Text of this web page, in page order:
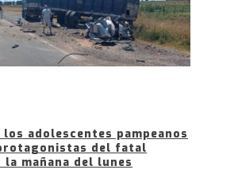
adolescentes pampeanos
del fatal
la mañana del lunes